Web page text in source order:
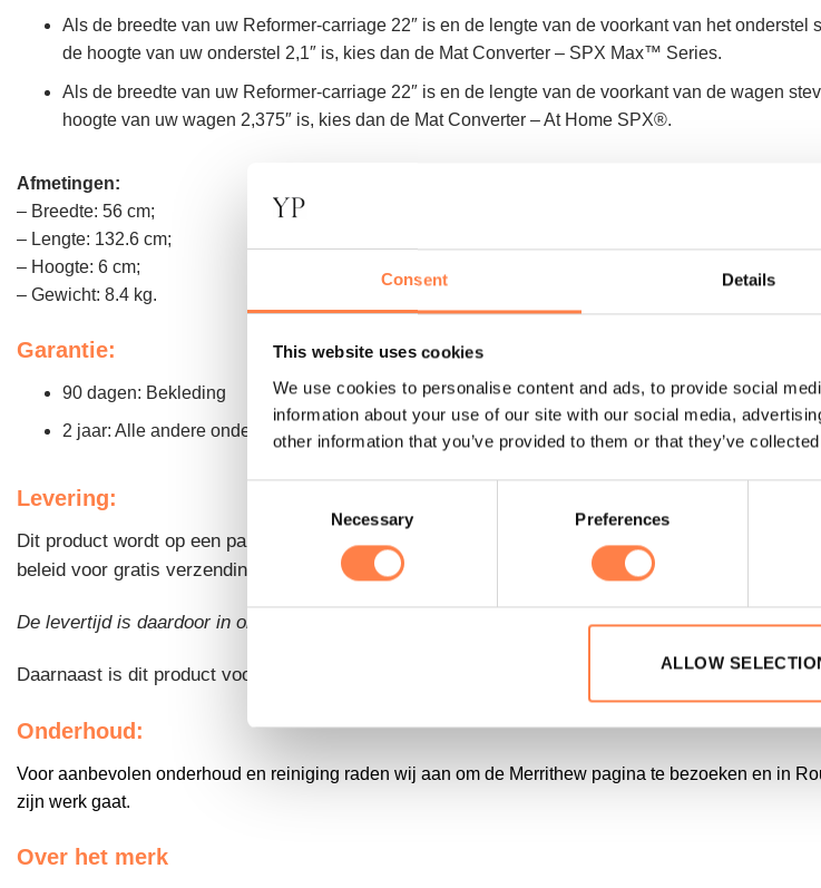
Consent Details
This website uses cookies
We use cookies to personalise content and ads, to provide social
information about your use of our site with our social media,
other information that you’ve provided to them or that they’ve
Necessary Preferences
ALLOW
Als de breedte van uw Reformer-carriage 22″ is en de lengte van de voorkant van het
de hoogte van uw onderstel 2,1″ is, kies dan de Mat Converter – SPX Max™ Series.
Als de breedte van uw Reformer-carriage 22″ is en de lengte van de voorkant van de wagen
hoogte van uw wagen 2,375″ is, kies dan de Mat Converter – At Home SPX®.
Afmetingen:
– Breedte: 56 cm;
– Lengte: 132.6 cm;
– Hoogte: 6 cm;
– Gewicht: 8.4 kg.
Garantie:
90 dagen: Bekleding
2 jaar: Alle andere onderdelen.
Levering:
Dit product wordt op een pallet afgeleverd, wat inhoudt dat deze alleen met bestelauto’s of
beleid voor gratis verzending.
Zie hier meer informatie over de verzendtarieven
De levertijd is daardoor in onderling overleg.
Daarnaast is dit product voor zakelijke klanten uitgesloten van het herroepingsrecht. Eenmaal
Onderhoud:
Voor aanbevolen onderhoud en reiniging raden wij aan om de Merrithew pagina te bezoeken en in
zijn werk gaat.
Over het merk